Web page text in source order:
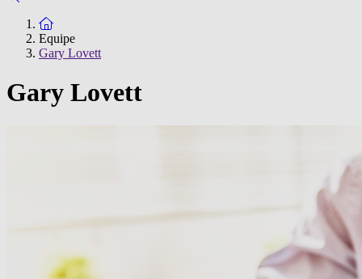
To the homepage
Equipe
Gary Lovett
Gary Lovett